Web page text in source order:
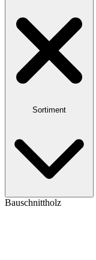
Sortiment
Bauschnittholz